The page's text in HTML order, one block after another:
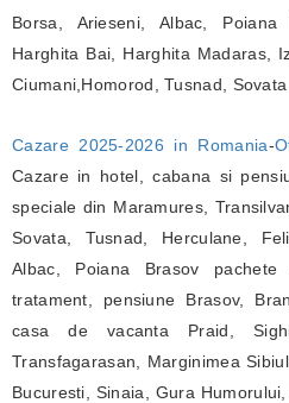
Borsa, Arieseni, Albac, Poiana
Harghita Bai, Harghita Madaras,
Ciumani,Homorod, Tusnad, Sovata
Cazare 2025-2026 in Romania-
Cazare in hotel, cabana si
speciale din Maramures,
Sovata, Tusnad, Herculane,
Albac, Poiana Brasov
tratament, pensiune Brasov,
casa de vacanta Praid,
Transfagarasan, Marginimea
Bucuresti, Sinaia, Gura